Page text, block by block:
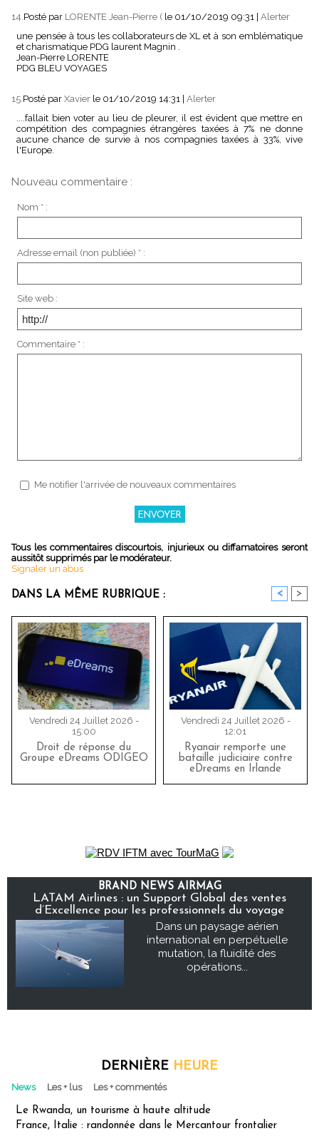
14. Posté par LORENTE Jean-Pierre ( le 01/10/2019 09:31
Alerter
une pensée à tous les collaborateurs de XL et à son emblématique
et charismatique PDG laurent Magnin .
Jean-Pierre LORENTE
PDG BLEU VOYAGES
15.Posté par Xavier le 01/10/2019 14:31 Alerter
....fallait bien voter au lieu de pleurer, il est évident que mettre en
compétition des compagnies étrangères taxées à 7% ne donne
aucune chance de survie à nos compagnies taxées à 33%, vive
l'Europe.
Nouveau commentaire :
Nom * :
Adresse email (non publiée) * :
Site web :
Commentaire * :
Me notifier l'arrivée de nouveaux commentaires
Tous les commentaires discourtois, injurieux ou diffamatoires seront
aussitôt supprimés par le modérateur.
Signaler un abus
DANS LA MÊME RUBRIQUE : < >
Vendredi 24 Juillet 2026 -
15:00
Droit de réponse du
Groupe eDreams ODIGEO
Vendredi 24 Juillet 2026 -
12:01
Ryanair remporte une
bataille judiciaire contre
eDreams en Irlande
BRAND NEWS AIRMAG
LATAM Airlines : un Support Global des ventes
d’Excellence pour les professionnels du voyage
Dans un paysage aérien
international en perpétuelle
mutation, la fluidité des
opérations...
DERNIÈRE HEURE
News Les + lus Les + commentés
Le Rwanda, un tourisme à haute altitude
France, Italie : randonnée dans le Mercantour frontalier